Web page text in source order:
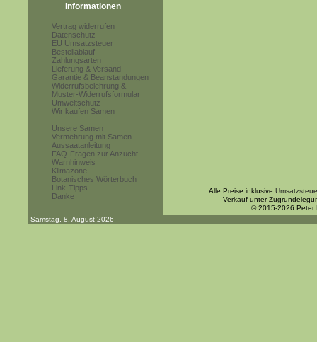
Informationen
Vertrag widerrufen
Datenschutz
EU Umsatzsteuer
Bestellablauf
Zahlungsarten
Lieferung & Versand
Garantie & Beanstandungen
Widerrufsbelehrung &
Muster-Widerrufsformular
Umweltschutz
Wir kaufen Samen
------------------------
Unsere Samen
Vermehrung mit Samen
Aussaatanleitung
FAQ-Fragen zur Anzucht
Warnhinweis
Klimazone
Botanisches Wörterbuch
Link-Tipps
Danke
Alle Preise inklusive
Verkauf unter
© 2015-2026 Peter
Samstag, 8. August 2026